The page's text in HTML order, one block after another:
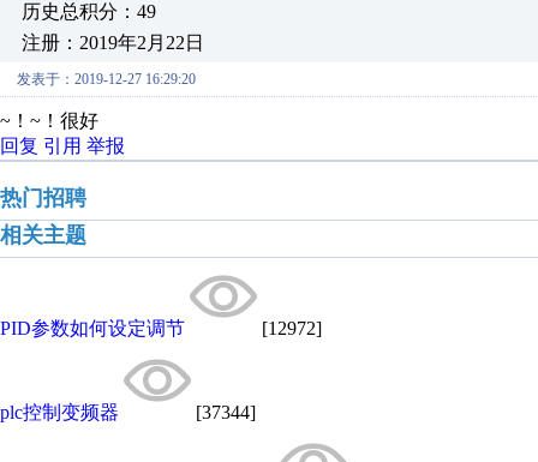
历史总积分：49
注册：2019年2月22日
发表于：2019-12-27 16:29:20
~！~！很好
回复 引用 举报
热门招聘
相关主题
PID参数如何设定调节 [12972]
plc控制变频器 [37344]